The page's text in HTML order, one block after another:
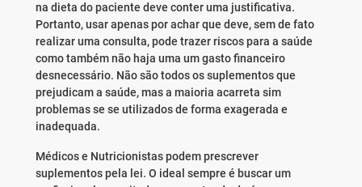
na dieta do paciente deve conter uma justificativa.
Portanto, usar apenas por achar que deve, sem de fato
realizar uma consulta, pode trazer riscos para a saúde
como também não haja uma um gasto financeiro
desnecessário. Não são todos os suplementos que
prejudicam a saúde, mas a maioria acarreta sim
problemas se se utilizados de forma exagerada e
inadequada.
Médicos e Nutricionistas podem prescrever
suplementos pela lei. O ideal sempre é buscar um